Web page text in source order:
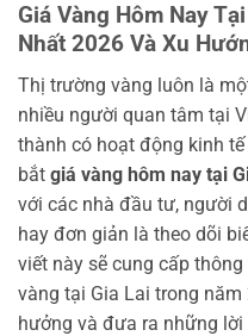
Giá Vàng Hôm Nay
Nhất 2026 Và Xu
Thị trường vàng luôn là
nhiều người quan tâm tại
thành có hoạt động kinh
bắt giá vàng hôm nay tại
với các nhà đầu tư, người
hay đơn giản là theo dõi
viết này sẽ cung cấp
vàng tại Gia Lai trong
hưởng và đưa ra những lời